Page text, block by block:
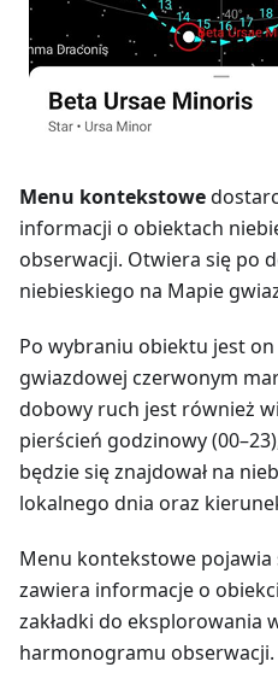
Menu kontekstowe
informacji o obiektach
obserwacji. Otwiera się po
niebieskiego na Mapie
Po wybraniu obiektu jest
gwiazdowej czerwonym
dobowy ruch jest również
pierścień godzinowy
będzie się znajdował na
lokalnego dnia oraz
Menu kontekstowe pojawia
zawiera informacje o
zakładki do eksplorowania
harmonogramu obserwacji.